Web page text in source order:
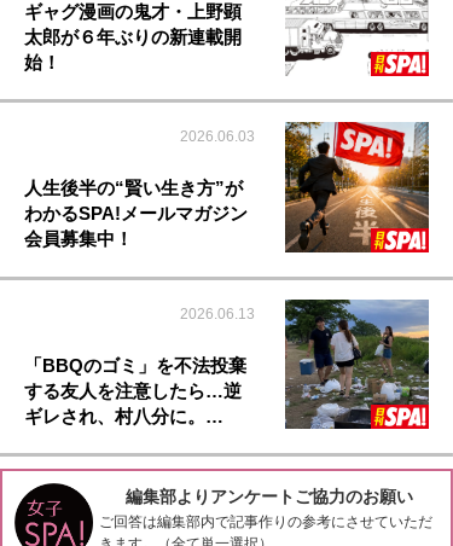
ギャグ漫画の鬼才・上野顕
太郎が６年ぶりの新連載開
始！
2026.06.03
人生後半の“賢い生き方”が
わかるSPA!メールマガジン
会員募集中！
2026.06.13
「BBQのゴミ」を不法投棄
する友人を注意したら…逆
ギレされ、村八分に。…